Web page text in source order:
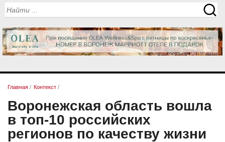
Главная / Контекст /
Воронежская область вошла
в топ-10 российских
регионов по качеству жизни